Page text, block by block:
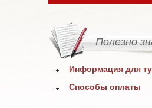
Полезно
Информация для
Способы оплаты